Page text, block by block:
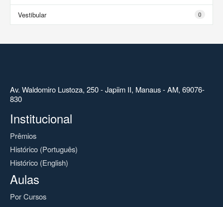
0
Vestibular
Av. Waldomiro Lustoza, 250 - Japiim II, Manaus - AM, 69076-
830
Institucional
Prêmios
Histórico (Português)
Histórico (English)
Aulas
Por Cursos